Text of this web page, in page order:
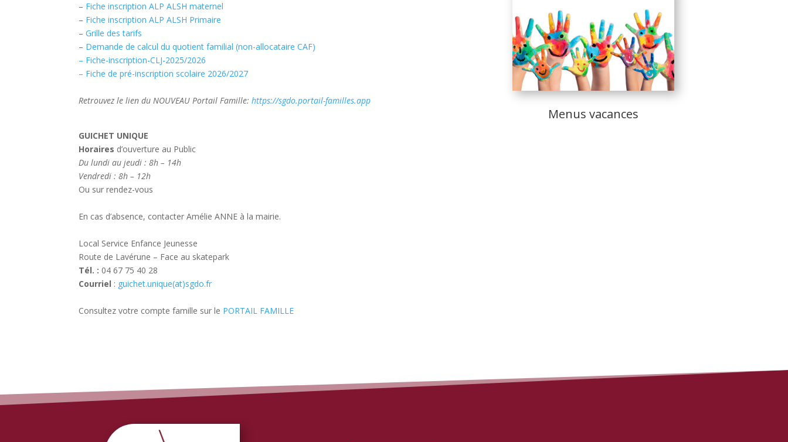
– Fiche inscription ALP ALSH maternel
– Fiche inscription ALP ALSH Primaire
–Grille des tarifs
– Demande de calcul du quotient familial (non-allocataire CAF)
– Fiche-inscription-CLJ-2025/2026
– Fiche de pré-inscription scolaire 2026/2027
Retrouvez le lien du NOUVEAU Portail Famille:https://sgdo.portail-familles.app
GUICHET UNIQUE
Horaires d’ouverture au Public
Du lundi au jeudi : 8h – 14h
Vendredi : 8h – 12h
Ou sur rendez-vous
En cas d’absence, contacter Amélie ANNE à la mairie.
Local Service Enfance Jeunesse
Route de Lavérune – Face au skatepark
Tél. : 04 67 75 40 28
Courriel : guichet.unique(at)sgdo.fr
Consultez votre compte famille sur le PORTAIL FAMILLE
Menus vacances